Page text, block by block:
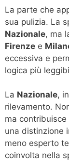
La parte che
sua pulizia. La
Nazionale, ma
Firenze e
eccessiva e
logica più
La Nazionale,
rilevamento.
ma
una distinzione
meno esperto
coinvolta nella